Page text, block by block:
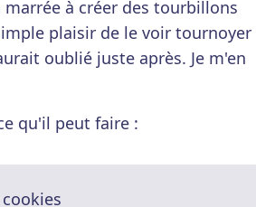
à créer des tourbillons
plaisir de le voir tournoyer
oublié juste après. Je m'en
qu'il peut faire :